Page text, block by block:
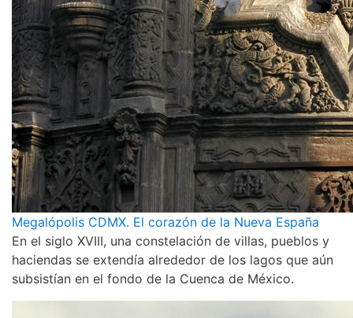
Megalópolis CDMX. El corazón de la Nueva España
En el siglo XVIII, una constelación de villas, pueblos y
haciendas se extendía alrededor de los lagos que aún
subsistían en el fondo de la Cuenca de México.